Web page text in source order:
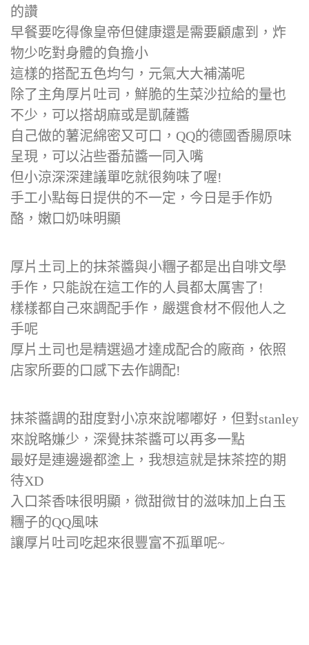
的讚
早餐要吃得像皇帝但健康還是需要顧慮到，炸
物少吃對身體的負擔小
這樣的搭配五色均勻，元氣大大補滿呢
除了主角厚片吐司，鮮脆的生菜沙拉給的量也
不少，可以搭胡麻或是凱薩醬
自己做的薯泥綿密又可口，QQ的德國香腸原味
呈現，可以沾些番茄醬一同入嘴
但小涼深深建議單吃就很夠味了喔!
手工小點每日提供的不一定，今日是手作奶
酪，嫩口奶味明顯
厚片土司上的抹茶醬與小糰子都是出自啡文學
手作，只能說在這工作的人員都太厲害了!
樣樣都自己來調配手作，嚴選食材不假他人之
手呢
厚片土司也是精選過才達成配合的廠商，依照
店家所要的口感下去作調配!
抹茶醬調的甜度對小凉來說嘟嘟好，但對stanley
來說略嫌少，深覺抹茶醬可以再多一點
最好是連邊邊都塗上，我想這就是抹茶控的期
待XD
入口茶香味很明顯，微甜微甘的滋味加上白玉
糰子的QQ風味
讓厚片吐司吃起來很豐富不孤單呢~